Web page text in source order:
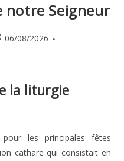
Seigneur
06/08/2026
la liturgie
les principales fêtes
cathare qui consistait en